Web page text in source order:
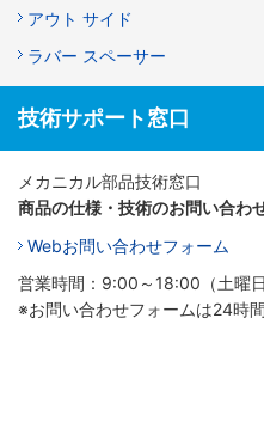
アウト サイド
ラバー スペーサー
技術サポート窓口
メカニカル部品技術窓口
商品の仕様・技術のお問い合わ
Webお問い合わせフォーム
営業時間：9:00～18:00（土曜
※お問い合わせフォームは24時